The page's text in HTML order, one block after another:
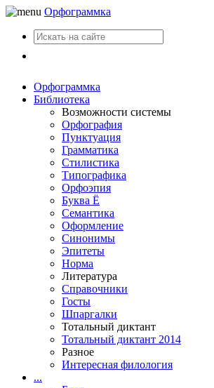
Орфограммка
Орфограммка
Библиотека
Возможности системы
Орфография
Пунктуация
Грамматика
Стилистика
Типографика
Орфоэпия
Буква Ё
Семантика
Оформление
Синонимы
Эпитеты
Норма
Литература
Справочники
Госты
Шпаргалки
Тотальный диктант
Тотальный диктант 2014
Разное
Интересная филология
...